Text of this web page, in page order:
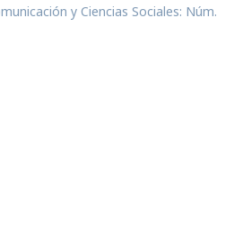
y Ciencias Sociales: Núm.